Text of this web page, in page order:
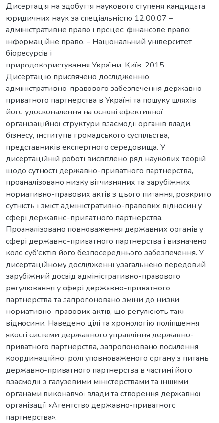
Дисертація на здобуття наукового ступеня кандидата
юридичних наук за спеціальністю 12.00.07 –
адміністративне право і процес; фінансове право;
інформаційне право. – Національний університет
біоресурсів і
природокористування України, Київ, 2015.
Дисертацію присвячено дослідженню
адміністративно-правового забезпечення державно-
приватного партнерства в Україні та пошуку шляхів
його удосконалення на основі ефективної
організаційної структури взаємодії органів влади,
бізнесу, інститутів громадського суспільства,
представників експертного середовища. У
дисертаційній роботі висвітлено ряд наукових теорій
щодо сутності державно-приватного партнерства,
проаналізовано низку вітчизняних та зарубіжних
нормативно-правових актів з цього питання, розкрито
сутність і зміст адміністративно-правових відносин у
сфері державно-приватного партнерства.
Проаналізовано повноваження державних органів у
сфері державно-приватного партнерства і визначено
коло суб’єктів його безпосереднього забезпечення. У
дисертаційному дослідженні узагальнено передовий
зарубіжний досвід адміністративно-правового
регулювання у сфері державно-приватного
партнерства та запропоновано зміни до низки
нормативно-правових актів, що регулюють такі
відносини. Наведено цілі та хронологію поліпшення
якості системи державного управління державно-
приватного партнерства, запропоновано посилення
координаційної ролі уповноваженого органу з питань
державно-приватного партнерства в частині його
взаємодії з галузевими міністерствами та іншими
органами виконавчої влади та створення державної
організації «Агентство державно-приватного
партнерства».